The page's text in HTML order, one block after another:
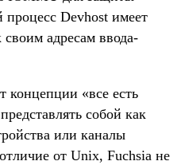
Devhost имеет
своим адресам ввода-
концепции «все есть
собой как
или каналы
от Unix, Fuchsia не